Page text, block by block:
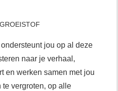
jou op al deze
naar je verhaal,
en werken samen met jou
vergroten, op alle